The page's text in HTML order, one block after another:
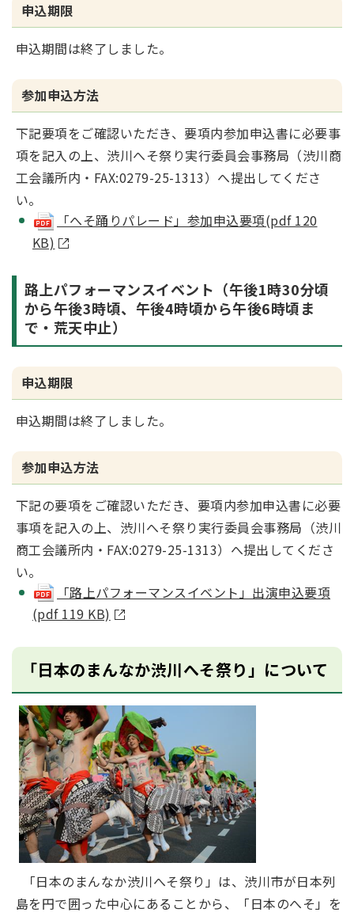
申込期限
申込期間は終了しました。
参加申込方法
下記要項をご確認いただき、要項内参加申込書に必要事
項を記入の上、渋川へそ祭り実行委員会事務局（渋川商
工会議所内・FAX:0279-25-1313）へ提出してくださ
い。
「へそ踊りパレード」参加申込要項(pdf 120
KB)
路上パフォーマンスイベント（午後1時30分頃
から午後3時頃、午後4時頃から午後6時頃ま
で・荒天中止）
申込期限
申込期間は終了しました。
参加申込方法
下記の要項をご確認いただき、要項内参加申込書に必要
事項を記入の上、渋川へそ祭り実行委員会事務局（渋川
商工会議所内・FAX:0279-25-1313）へ提出してくださ
い。
「路上パフォーマンスイベント」出演申込要項
(pdf 119 KB)
「日本のまんなか渋川へそ祭り」について
「日本のまんなか渋川へそ祭り」は、渋川市が日本列
島を円で囲った中心にあることから、「日本のへそ」を